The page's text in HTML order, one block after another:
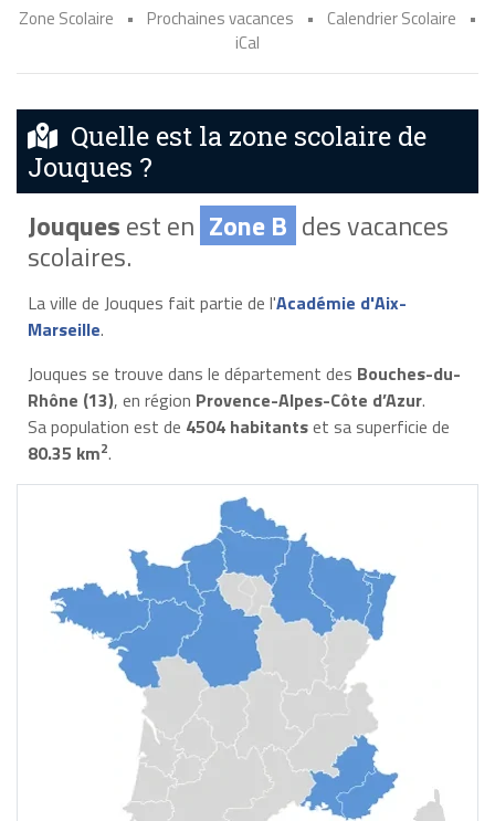
Zone Scolaire • Prochaines vacances • Calendrier Scolaire
•
iCal
Quelle est la zone scolaire de
Jouques ?
Jouquesest en Zone B des vacances
scolaires.
La ville de Jouques fait partie de l'Académie d'Aix-
Marseille.
Jouques se trouve dans le département des Bouches-du-
Rhône (13), en région Provence-Alpes-Côte d’Azur.
Sa population est de 4504 habitantset sa superficie de
80.35 km2.